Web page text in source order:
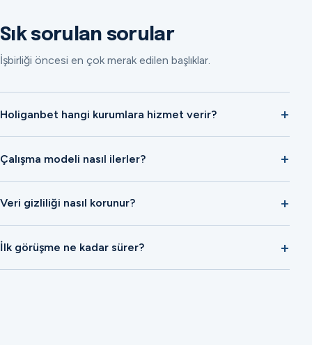
Sık sorulan sorular
İşbirliği öncesi en çok merak edilen başlıklar.
Holiganbet hangi kurumlara hizmet verir?
Çalışma modeli nasıl ilerler?
Veri gizliliği nasıl korunur?
İlk görüşme ne kadar sürer?